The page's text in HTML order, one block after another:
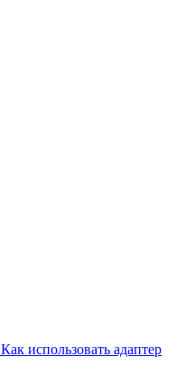
Как использовать адаптер